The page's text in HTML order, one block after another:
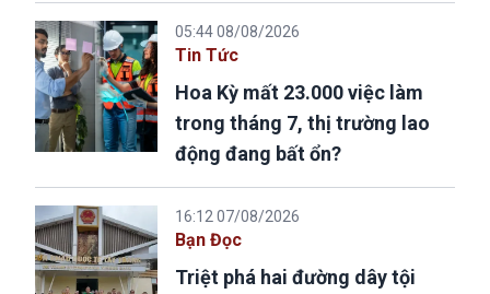
05:44 08/08/2026
Tin Tức
Hoa Kỳ mất 23.000 việc làm
trong tháng 7, thị trường lao
động đang bất ổn?
16:12 07/08/2026
Bạn Đọc
Triệt phá hai đường dây tội